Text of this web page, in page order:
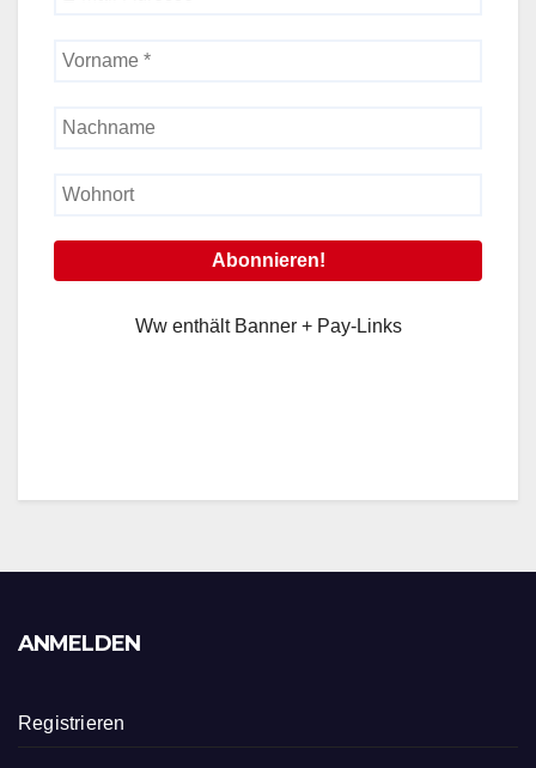
Ww enthält Banner + Pay-Links
ANMELDEN
Registrieren